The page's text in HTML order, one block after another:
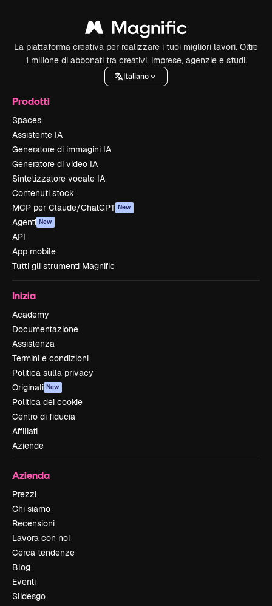
La piattaforma creativa per realizzare i tuoi migliori lavori. Oltre
1 milione di abbonati tra creativi, imprese, agenzie e studi.
Italiano
Prodotti
Spaces
Assistente IA
Generatore di immagini IA
Generatore di video IA
Sintetizzatore vocale IA
Contenuti stock
MCP per Claude/ChatGPT New
Agenti New
API
App mobile
Tutti gli strumenti Magnific
Inizia
Academy
Documentazione
Assistenza
Termini e condizioni
Politica sulla privacy
Originali New
Politica dei cookie
Centro di fiducia
Affiliati
Aziende
Azienda
Prezzi
Chi siamo
Recensioni
Lavora con noi
Cerca tendenze
Blog
Eventi
Slidesgo